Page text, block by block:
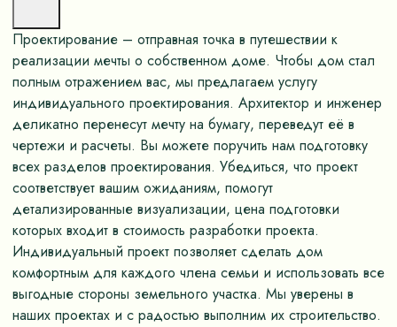
Проектирование – отправная точка в путешествии к
реализации мечты о собственном доме. Чтобы дом стал
полным отражением вас, мы предлагаем услугу
индивидуального проектирования. Архитектор и инженер
деликатно перенесут мечту на бумагу, переведут её в
чертежи и расчеты. Вы можете поручить нам подготовку
всех разделов проектирования. Убедиться, что проект
соответствует вашим ожиданиям, помогут
детализированные визуализации, цена подготовки
которых входит в стоимость разработки проекта.
Индивидуальный проект позволяет сделать дом
комфортным для каждого члена семьи и использовать все
выгодные стороны земельного участка. Мы уверены в
наших проектах и с радостью выполним их строительство.